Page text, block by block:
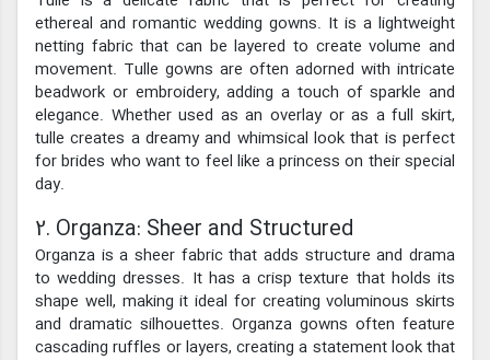
ethereal and romantic wedding gowns. It is a lightweight
netting fabric that can be layered to create volume and
movement. Tulle gowns are often adorned with intricate
beadwork or embroidery, adding a touch of sparkle and
elegance. Whether used as an overlay or as a full skirt,
tulle creates a dreamy and whimsical look that is perfect
for brides who want to feel like a princess on their special
day.
2. Organza: Sheer and Structured
Organza is a sheer fabric that adds structure and drama
to wedding dresses. It has a crisp texture that holds its
shape well, making it ideal for creating voluminous skirts
and dramatic silhouettes. Organza gowns often feature
cascading ruffles or layers, creating a statement look that